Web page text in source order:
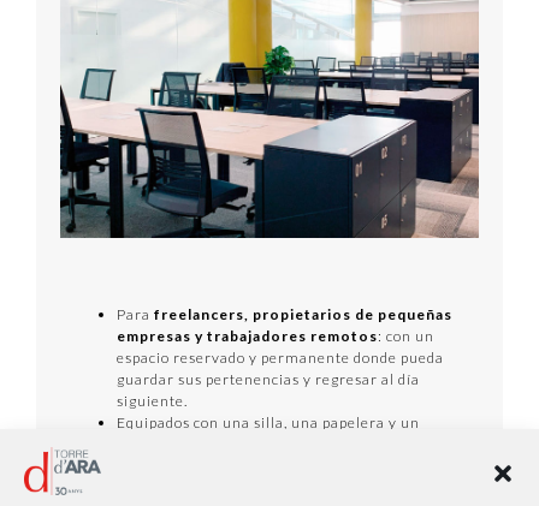
Para freelancers, propietarios de pequeñas
empresas y trabajadores remotos: con un
espacio reservado y permanente donde pueda
guardar sus pertenencias y regresar al día
siguiente.
Equipados con una silla, una papelera y un